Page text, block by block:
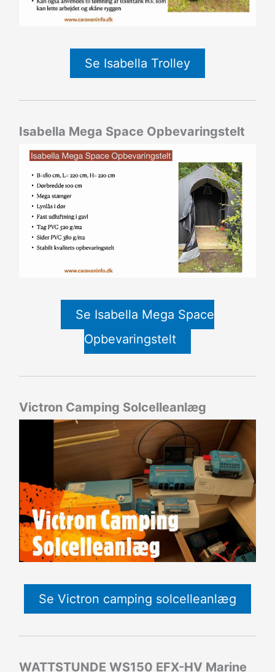
Se Isabella Trolley
Isabella Mega Space Opbevaringstelt
Se Isabella Mega Space
Opbevaringstelt
Victron Camping Solcelleanlæg
Se Victron camping solcelleanlæg
WATTSTUNDE WS150 EFX-HV Marine